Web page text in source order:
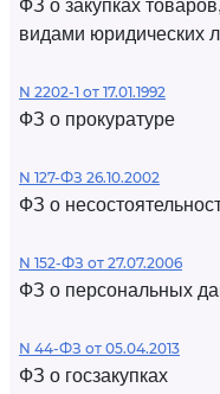
ФЗ о закупках
видами юридических
N 2202-1 от 17.01.1992
ФЗ о прокуратуре
N 127-ФЗ 26.10.2002
ФЗ о
N 152-ФЗ от 27.07.2006
ФЗ о персональных
N 44-ФЗ от 05.04.2013
ФЗ о госзакупках